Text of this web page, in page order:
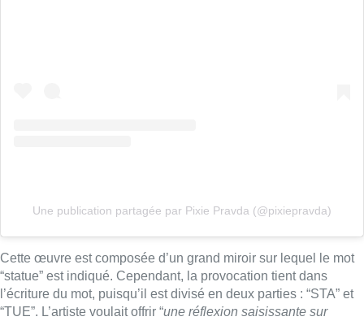
Une publication partagée par Pixie Pravda (@pixiepravda)
Cette œuvre est composée d’un grand miroir sur lequel le mot
“statue” est indiqué. Cependant, la provocation tient dans
l’écriture du mot, puisqu’il est divisé en deux parties : “STA” et
“TUE”. L’artiste voulait offrir “une réflexion saisissante sur